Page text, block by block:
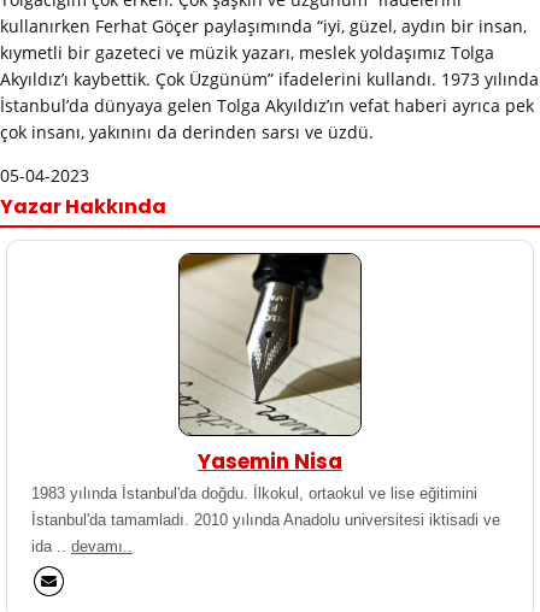
kullanırken Ferhat Göçer paylaşımında “iyi, güzel, aydın bir insan,
kıymetli bir gazeteci ve müzik yazarı, meslek yoldaşımız Tolga
Akyıldız’ı kaybettik. Çok Üzgünüm” ifadelerini kullandı. 1973 yılında
İstanbul’da dünyaya gelen Tolga Akyıldız’ın vefat haberi ayrıca pek
çok insanı, yakınını da derinden sarsı ve üzdü.
05-04-2023
Yazar Hakkında
Yasemin Nisa
1983 yılında İstanbul'da doğdu. İlkokul, ortaokul ve lise eğitimini
İstanbul'da tamamladı. 2010 yılında Anadolu universitesi iktisadi ve
ida .. devamı..